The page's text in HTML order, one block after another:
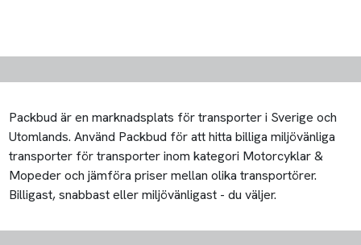
Packbud är en marknadsplats för transporter i Sverige och
Utomlands. Använd Packbud för att hitta billiga miljövänliga
transporter för transporter inom kategori Motorcyklar &
Mopeder och jämföra priser mellan olika transportörer.
Billigast, snabbast eller miljövänligast - du väljer.